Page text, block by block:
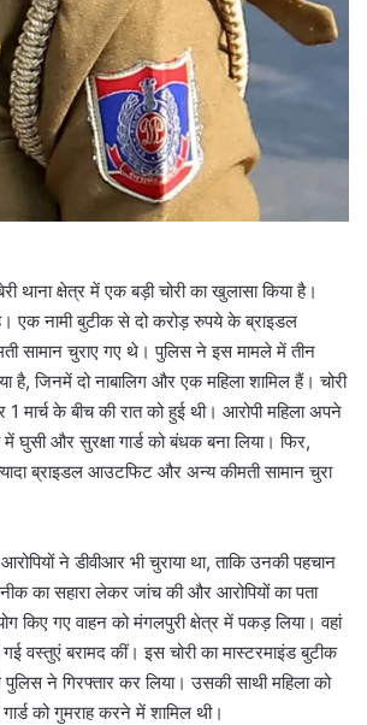
थाना क्षेत्र में एक बड़ी चोरी का खुलासा किया है।
एक नामी बुटीक से दो करोड़ रुपये के ब्राइडल
सामान चुराए गए थे। पुलिस ने इस मामले में तीन
है, जिनमें दो नाबालिग और एक महिला शामिल हैं। चोरी
मार्च के बीच की रात को हुई थी। आरोपी महिला अपने
घुसी और सुरक्षा गार्ड को बंधक बना लिया। फिर,
ब्राइडल आउटफिट और अन्य कीमती सामान चुरा
ने डीवीआर भी चुराया था, ताकि उनकी पहचान
का सहारा लेकर जांच की और आरोपियों का पता
किए गए वाहन को मंगलपुरी क्षेत्र में पकड़ लिया। वहां
वस्तुएं बरामद कीं। इस चोरी का मास्टरमाइंड बुटीक
पुलिस ने गिरफ्तार कर लिया। उसकी साथी महिला को
को गुमराह करने में शामिल थी।